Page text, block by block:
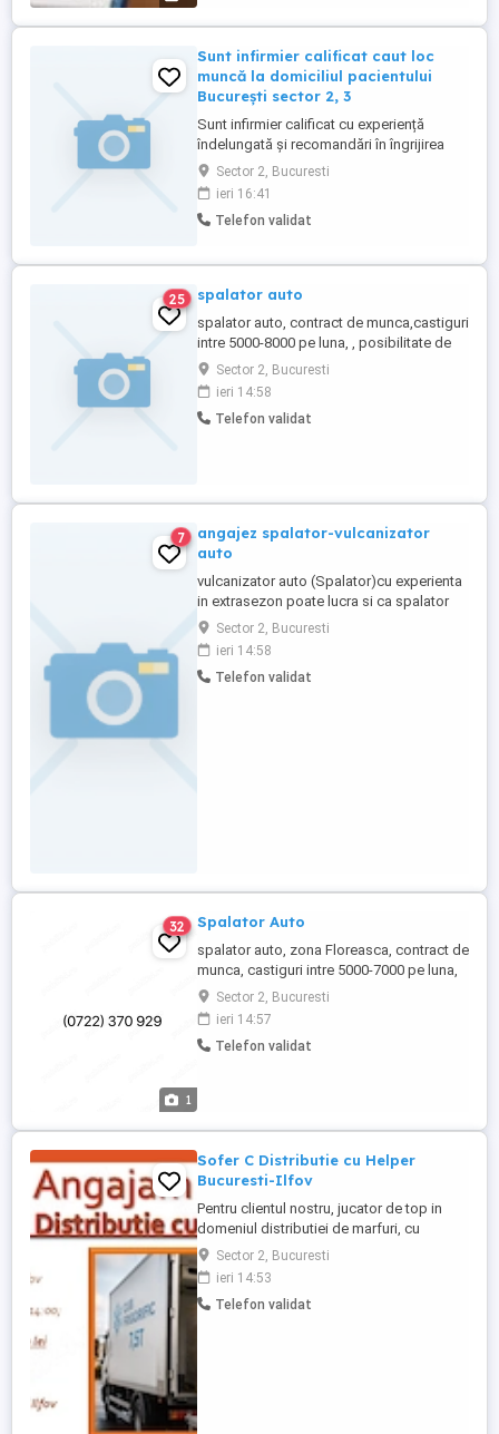
Sunt infirmier calificat caut loc
muncă la domiciliul pacientului
București sector 2, 3
Sunt infirmier calificat cu experiență
îndelungată și recomandări în îngrijirea
bătrânilor cu diverse probleme de
sănătate.Caut loc de muncă în sectorul 2,
3 și Dobroiești.Relatii la telefon .
Sector 2, Bucuresti
ieri 16:41
Telefon validat
25 spalator auto
spalator auto, contract de munca,castiguri
intre 5000-8000 pe luna, , posibilitate de
cazare, salariu 2400-2800,cerinte aspect
fizic ingrijit,nu se accepta bautura in
timpul programului si cei ce au alte
vicii,pentru mai multe detalii ,pentru mai
Sector 2, Bucuresti
ieri 14:58
Telefon validat
7
angajez spalator-vulcanizator
auto
vulcanizator auto (Spalator)cu experienta
in extrasezon poate lucra si ca spalator
auto posibilitate de cazare in
unitate,salariu plus comisioane
Sector 2, Bucuresti
ieri 14:58
Telefon validat
1
32 Spalator Auto
spalator auto, zona Floreasca, contract de
munca, castiguri intre 5000-7000 pe luna,
relatii la telefon, posibilitate de cazare
Sector 2, Bucuresti
ieri 14:57
Telefon validat
Sofer C Distributie cu Helper
Bucuresti-Ilfov
Pentru clientul nostru, jucator de top in
domeniul distributiei de marfuri, cu
punctele de incarcare situate in
Stefanestii de Jos si Popesti-Leordeni,
Jud. Ilfov cautam un nou coleg pentru
postul de Sofer pe duba 7,5T pentru
Sector 2, Bucuresti
ieri 14:53
Telefon validat